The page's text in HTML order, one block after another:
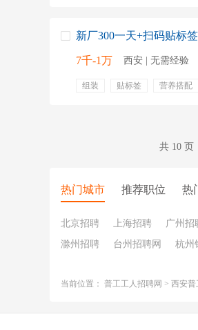
新厂300一天+扫码贴标
7千-1万 西安 | 无需经验
组装 贴标签 营养搭配
共 10 页
热门城市 推荐职位 热
北京招聘 上海招聘 广州招
滁州招聘
台州招聘网 杭州
当前位置： 普工工人招聘网 > 西安普